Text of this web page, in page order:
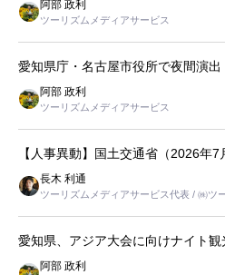
阿部 政利
ツーリズムメディアサービス
愛知県庁・名古屋市役所で夜間演
阿部 政利
ツーリズムメディアサービス
【人事異動】国土交通省（2026年
長木 利通
ツーリズムメディアサービス代表 / ㈱ツ
愛知県、アジア大会に向けナイト観
阿部 政利